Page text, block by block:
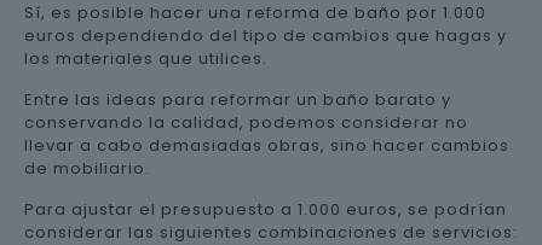
Sí, es posible hacer una reforma de baño por 1.000
euros dependiendo del tipo de cambios que hagas y
los materiales que utilices.
Entre las ideas para reformar un baño barato y
conservando la calidad, podemos considerar no
llevar a cabo demasiadas obras, sino hacer cambios
de mobiliario.
Para ajustar el presupuesto a 1.000 euros, se podrían
considerar las siguientes combinaciones de servicios: